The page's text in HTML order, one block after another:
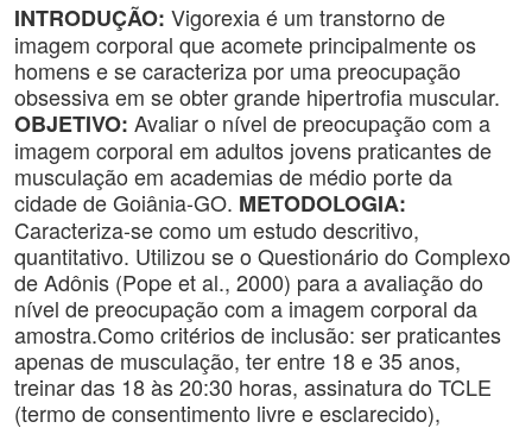
INTRODUÇÃO: Vigorexia é um transtorno de
imagem corporal que acomete principalmente os
homens e se caracteriza por uma preocupação
obsessiva em se obter grande hipertrofia muscular.
OBJETIVO: Avaliar o nível de preocupação com a
imagem corporal em adultos jovens praticantes de
musculação em academias de médio porte da
cidade de Goiânia-GO. METODOLOGIA:
Caracteriza-se como um estudo descritivo,
quantitativo. Utilizou se o Questionário do Complexo
de Adônis (Pope et al., 2000) para a avaliação do
nível de preocupação com a imagem corporal da
amostra.Como critérios de inclusão: ser praticantes
apenas de musculação, ter entre 18 e 35 anos,
treinar das 18 às 20:30 horas, assinatura do TCLE
(termo de consentimento livre e esclarecido),